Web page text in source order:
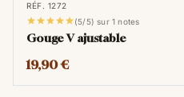
RÉF. 1272
(5/5) sur 1 notes
Gouge V ajustable
19,90 €